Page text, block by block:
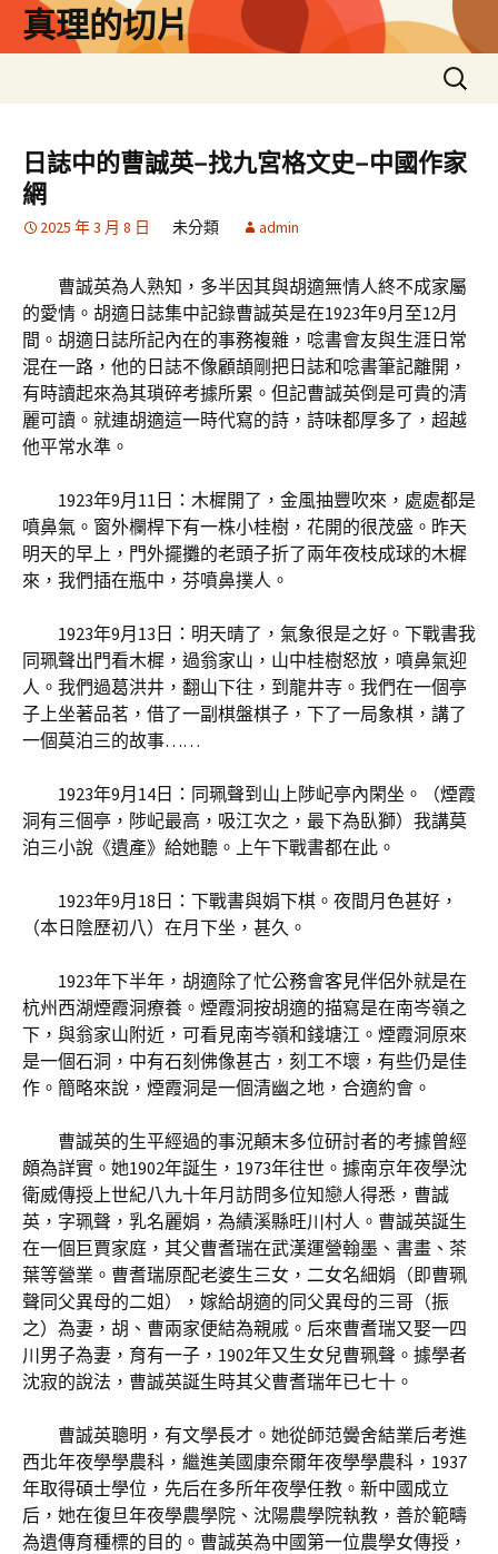
真理的切片
搜
尋
鍵
字:
日誌中的曹誠英–找九宮格文史–中國作家
網
2025 年 3 月 8 日 未分類 admin
曹誠英為人熟知，多半因其與胡適無情人終不成家屬
的愛情。胡適日誌集中記錄曹誠英是在1923年9月至12月
間。胡適日誌所記內在的事務複雜，唸書會友與生涯日常
混在一路，他的日誌不像顧頡剛把日誌和唸書筆記離開，
有時讀起來為其瑣碎考據所累。但記曹誠英倒是可貴的清
麗可讀。就連胡適這一時代寫的詩，詩味都厚多了，超越
他平常水準。
1923年9月11日：木樨開了，金風抽豐吹來，處處都是
噴鼻氣。窗外欄桿下有一株小桂樹，花開的很茂盛。昨天
明天的早上，門外擺攤的老頭子折了兩年夜枝成球的木樨
來，我們插在瓶中，芬噴鼻撲人。
1923年9月13日：明天晴了，氣象很是之好。下戰書我
同珮聲出門看木樨，過翁家山，山中桂樹怒放，噴鼻氣迎
人。我們過葛洪井，翻山下往，到龍井寺。我們在一個亭
子上坐著品茗，借了一副棋盤棋子，下了一局象棋，講了
一個莫泊三的故事……
1923年9月14日：同珮聲到山上陟屺亭內閑坐。（煙霞
洞有三個亭，陟屺最高，吸江次之，最下為臥獅）我講莫
泊三小說《遺產》給她聽。上午下戰書都在此。
1923年9月18日：下戰書與娟下棋。夜間月色甚好，
（本日陰歷初八）在月下坐，甚久。
1923年下半年，胡適除了忙公務會客見伴侶外就是在
杭州西湖煙霞洞療養。煙霞洞按胡適的描寫是在南岑嶺之
下，與翁家山附近，可看見南岑嶺和錢塘江。煙霞洞原來
是一個石洞，中有石刻佛像甚古，刻工不壞，有些仍是佳
作。簡略來說，煙霞洞是一個清幽之地，合適約會。
曹誠英的生平經過的事況顛末多位研討者的考據曾經
頗為詳實。她1902年誕生，1973年往世。據南京年夜學沈
衛威傳授上世紀八九十年月訪問多位知戀人得悉，曹誠
英，字珮聲，乳名麗娟，為績溪縣旺川村人。曹誠英誕生
在一個巨賈家庭，其父曹耆瑞在武漢運營翰墨、書畫、茶
葉等營業。曹耆瑞原配老婆生三女，二女名細娟（即曹珮
聲同父異母的二姐），嫁給胡適的同父異母的三哥（振
之）為妻，胡、曹兩家便結為親戚。后來曹耆瑞又娶一四
川男子為妻，育有一子，1902年又生女兒曹珮聲。據學者
沈寂的說法，曹誠英誕生時其父曹耆瑞年已七十。
曹誠英聰明，有文學長才。她從師范黌舍結業后考進
西北年夜學學農科，繼進美國康奈爾年夜學學農科，1937
年取得碩士學位，先后在多所年夜學任教。新中國成立
后，她在復旦年夜學農學院、沈陽農學院執教，善於範疇
為遺傳育種標的目的。曹誠英為中國第一位農學女傳授，